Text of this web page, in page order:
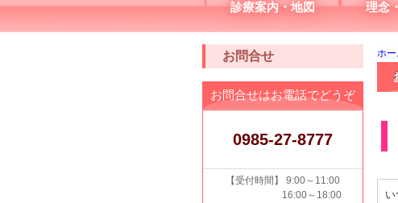
診療案内・地図 理念
お問合せ
お問合せはお電話でどうぞ
0985-27-8777
【受付時間】 9:00～11:00
16:00～18:00
ホー
い